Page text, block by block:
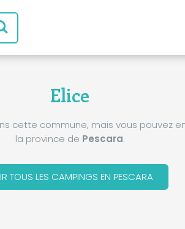
Elice
cette commune, mais vous pouvez
la province de Pescara.
TOUS LES CAMPINGS EN PESCARA